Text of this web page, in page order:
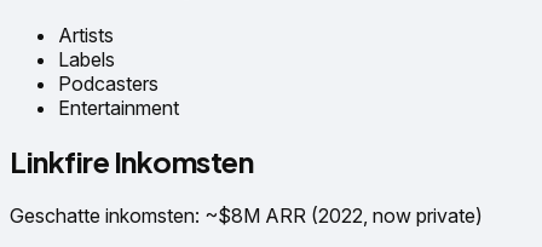
Artists
Labels
Podcasters
Entertainment
Linkfire Inkomsten
Geschatte inkomsten: ~$8M ARR (2022, now private)